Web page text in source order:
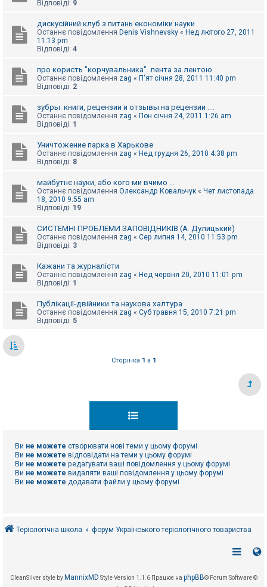
Відповіді: 9
дискусійний клуб з питань економіки науки
Останнє повідомлення Denis Vishnevsky « Нед лютого 27, 2011
11:13 pm
Відповіді: 4
про користь "корчувальника". лента за лентою
Останнє повідомлення zag « П'ят січня 28, 2011 11:40 pm
Відповіді: 2
зубры: книги, рецензии и отзывы на рецензии ....
Останнє повідомлення zag « Пон січня 24, 2011 1:26 am
Відповіді: 1
Уничтожение парка в Харькове
Останнє повідомлення zag « Нед грудня 26, 2010 4:38 pm
Відповіді: 8
майбутнє науки, або кого ми вчимо ...
Останнє повідомлення Олександр Ковальчук « Чет листопада
18, 2010 9:55 am
Відповіді: 19
СИСТЕМНІ ПРОБЛЕМИ ЗАПОВІДНИКІВ (А. Дулицький)
Останнє повідомлення zag « Сер липня 14, 2010 11:53 pm
Відповіді: 3
Кажани та журналісти
Останнє повідомлення zag « Нед червня 20, 2010 11:01 pm
Відповіді: 1
Публікації-двійники та наукова халтура
Останнє повідомлення zag « Суб травня 15, 2010 7:21 pm
Відповіді: 5
Сторінка 1 з 1
Ви не можете створювати нові теми у цьому форумі
Ви не можете відповідати на теми у цьому форумі
Ви не можете редагувати ваші повідомлення у цьому форумі
Ви не можете видаляти ваші повідомлення у цьому форумі
Ви не можете додавати файли у цьому форумі
Теріологічна школа форум Українського теріологічного товариства
CleanSilver style byMannixMD Style Version 1.1.6 Працює на phpBB® Forum Software ©